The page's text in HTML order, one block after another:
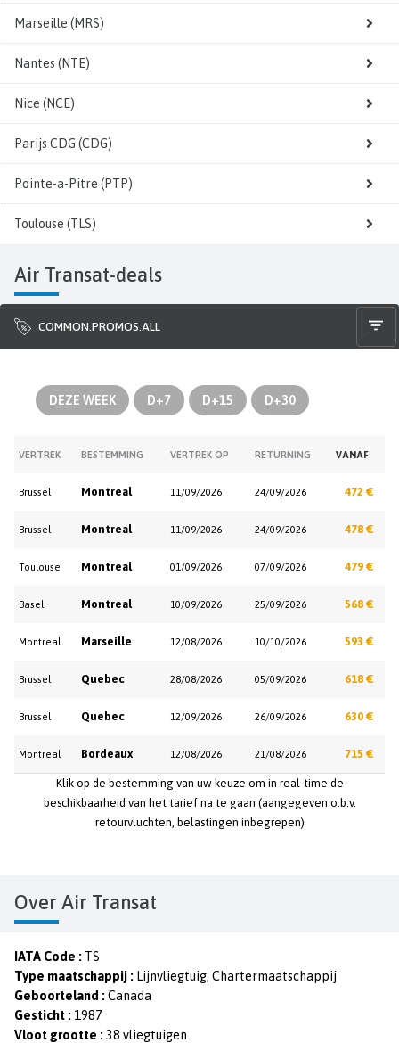
Marseille (MRS)
Nantes (NTE)
Nice (NCE)
Parijs CDG (CDG)
Pointe-a-Pitre (PTP)
Toulouse (TLS)
Air Transat-deals
COMMON.PROMOS.ALL
DEZE WEEK D+7 D+15 D+30
VERTREK BESTEMMING VERTREK OP RETURNING VANAF
Brussel Montreal 11/09/2026 24/09/2026 472 €
Brussel Montreal 11/09/2026 24/09/2026 478 €
Toulouse Montreal 01/09/2026 07/09/2026 479 €
Basel Montreal 10/09/2026 25/09/2026 568 €
Montreal Marseille 12/08/2026 10/10/2026 593 €
Brussel Quebec 28/08/2026 05/09/2026 618 €
Brussel Quebec 12/09/2026 26/09/2026 630 €
Montreal Bordeaux 12/08/2026 21/08/2026 715 €
Klik op de bestemming van uw keuze om in real-time de
beschikbaarheid van het tarief na te gaan (aangegeven o.b.v.
retourvluchten, belastingen inbegrepen)
Over Air Transat
IATA Code : TS
Type maatschappij : Lijnvliegtuig, Chartermaatschappij
Geboorteland :Canada
Gesticht : 1987
Vloot grootte :38 vliegtuigen